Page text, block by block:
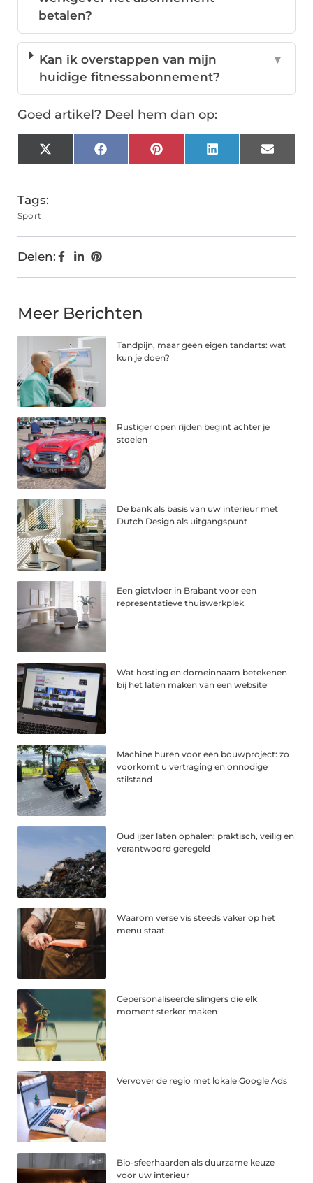
betalen?
Kan ik overstappen van mijn
huidige fitnessabonnement?
▼
Goed artikel? Deel hem dan op:
X
(Twitter)
FacebookPinterestLinkedInEmail
Tags:
Sport
Delen:
Meer Berichten
Tandpijn, maar geen eigen tandarts: wat
kun je doen?
Rustiger open rijden begint achter je
stoelen
De bank als basis van uw interieur met
Dutch Design als uitgangspunt
Een gietvloer in Brabant voor een
representatieve thuiswerkplek
Wat hosting en domeinnaam betekenen
bij het laten maken van een website
Machine huren voor een bouwproject: zo
voorkomt u vertraging en onnodige
stilstand
Oud ijzer laten ophalen: praktisch, veilig en
verantwoord geregeld
Waarom verse vis steeds vaker op het
menu staat
Gepersonaliseerde slingers die elk
moment sterker maken
Vervover de regio met lokale Google Ads
Bio-sfeerhaarden als duurzame keuze
voor uw interieur